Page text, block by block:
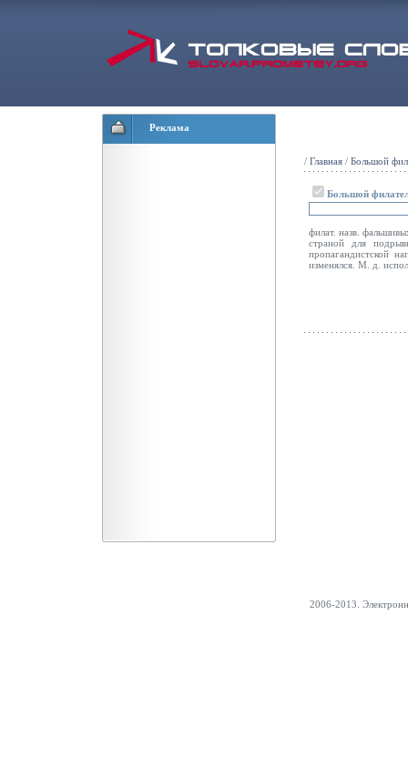
Реклама
/ Главная / Большой
Большой
филат. назв.
страной для
пропагандистской
изменялся. М. д.
2006-2013.